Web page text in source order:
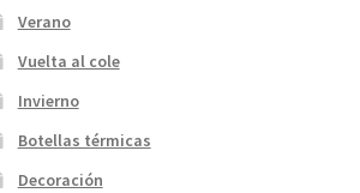
Verano
Vuelta al cole
Invierno
Botellas térmicas
Decoración